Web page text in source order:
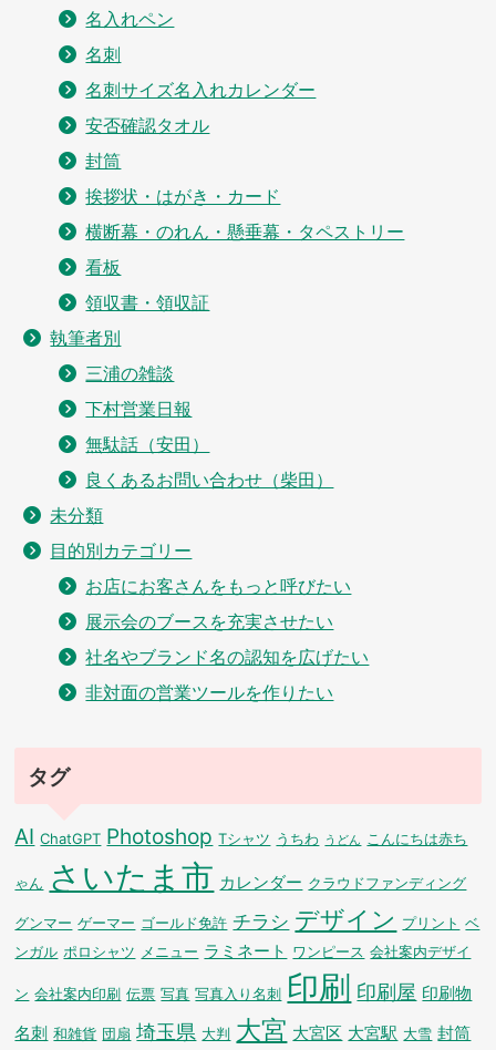
名入れペン
名刺
名刺サイズ名入れカレンダー
安否確認タオル
封筒
挨拶状・はがき・カード
横断幕・のれん・懸垂幕・タペストリー
看板
領収書・領収証
執筆者別
三浦の雑談
下村営業日報
無駄話（安田）
良くあるお問い合わせ（柴田）
未分類
目的別カテゴリー
お店にお客さんをもっと呼びたい
展示会のブースを充実させたい
社名やブランド名の認知を広げたい
非対面の営業ツールを作りたい
タグ
AI ChatGPT Photoshop Tシャツ うちわ うどん こんにちは赤ち
ゃん さいたま市 カレンダー クラウドファンディング
グンマー ゲーマー ゴールド免許 チラシ デザイン プリント ベ
ンガル ポロシャツ メニュー ラミネート ワンピース 会社案内デザイ
ン 会社案内印刷 伝票 写真 写真入り名刺 印刷 印刷屋 印刷物
名刺 和雑貨 団扇 埼玉県 大判 大宮 大宮区 大宮駅 大雪 封筒